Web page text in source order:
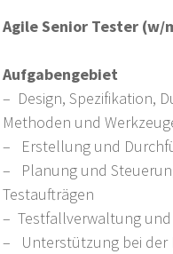
Agile Senior Tester (w/
Aufgabengebiet
– Design, Spezifikation,
Methoden und
– Erstellung und
– Planung und
Testaufträgen
– Testfallverwaltung
– Unterstützung bei der